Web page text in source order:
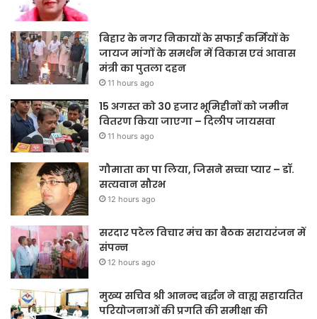
बिहार के नगर निकायों के सफाई कर्मियों के
जायज मांगों के समर्थन में विकास एवं आवास
मंत्री का पुतला दहन
11 hours ago
15 अगस्त को 30 हजार भूमिहीनों को जमीन
वितरण किया जाएगा – दिलीप जायसवा
11 hours ago
गौमाता का पा लिया, जिसने सच्चा प्यार – डॉ.
सत्यवान सौरभ
12 hours ago
सरदार पटेल विचार मंच का बैठक सरायरंजन में
संपन्न
12 hours ago
मुख्य सचिव श्री आनन्द बर्द्धन ने वाह्य सहायतित
परियोजनाओं की प्रगति की समीक्षा की